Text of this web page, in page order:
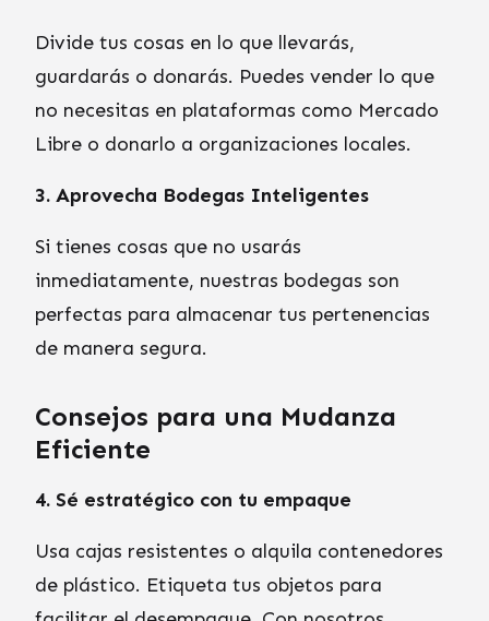
Divide tus cosas en lo que llevarás,
guardarás o donarás. Puedes vender lo que
no necesitas en plataformas como Mercado
Libre o donarlo a organizaciones locales.
3. Aprovecha Bodegas Inteligentes
Si tienes cosas que no usarás
inmediatamente, nuestras bodegas son
perfectas para almacenar tus pertenencias
de manera segura.
Consejos para una Mudanza
Eficiente
4. Sé estratégico con tu empaque
Usa cajas resistentes o alquila contenedores
de plástico. Etiqueta tus objetos para